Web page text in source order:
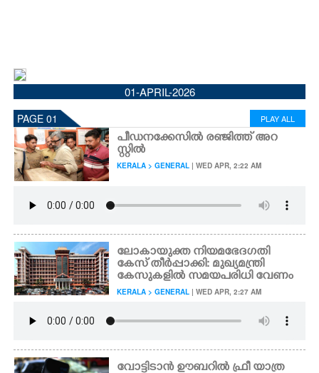
CINEMA
OPINION
PHOTOS
LIFESTYLE
SPIRITUAL
INFO+
ART
ASTRO
01-APRIL-2026
PAGE 01 PLAY ALL
പീഡനക്കേസിൽ രഞ്ജിത്ത് അറ
സ്റ്റിൽ
KERALA > GENERAL | WED APR, 2:22 AM
ലോകായുക്ത നിയമഭേദഗതി
കേസ് തീർപ്പാക്കി: മുഖ്യമന്ത്രി
കേസുകളിൽ സമയപരിധി വേണം
KERALA > GENERAL | WED APR, 2:27 AM
വോട്ടിടാൻ ഊബറിൽ ഫ്രീ യാത്ര